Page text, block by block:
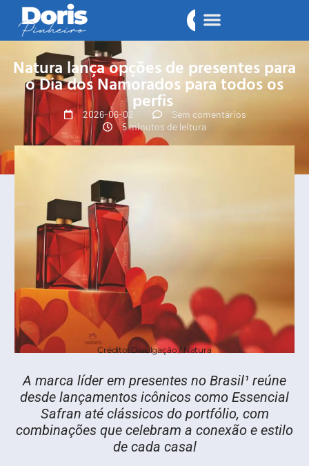
Natura lança opções de presentes para
o Dia dos Namorados para todos os
perfis
2026-06-02
Sem comentários
5 minutos de leitura
Crédito: Divulgação / Natura
A marca líder em presentes no Brasil¹ reúne
desde lançamentos icônicos como Essencial
Safran até clássicos do portfólio, com
combinações que celebram a conexão e estilo
de cada casal